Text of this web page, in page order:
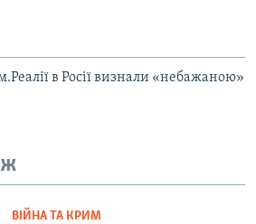
в Росії визнали «небажаною»
ВІЙНА ТА КРИМ